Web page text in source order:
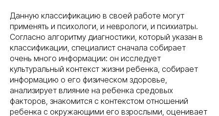
Данную классификацию в своей работе могут
применять и психологи, и неврологи, и психиатры.
Согласно алгоритму диагностики, который указан в
классификации, специалист сначала собирает
очень много информации: он исследует
культуральный контекст жизни ребенка, собирает
информацию о его физическом здоровье,
анализирует влияние на ребенка средовых
факторов, знакомится с контекстом отношений
ребенка с окружающими его взрослыми, оценивает